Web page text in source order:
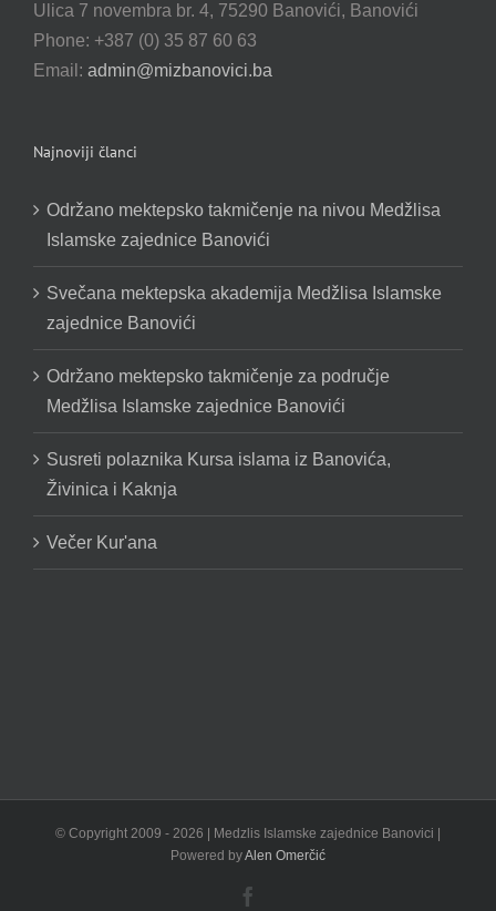
Ulica 7 novembra br. 4, 75290 Banovići, Banovići
Phone: +387 (0) 35 87 60 63
Email: admin@mizbanovici.ba
Najnoviji članci
Održano mektepsko takmičenje na nivou Medžlisa
Islamske zajednice Banovići
Svečana mektepska akademija Medžlisa Islamske
zajednice Banovići
Održano mektepsko takmičenje za područje
Medžlisa Islamske zajednice Banovići
Susreti polaznika Kursa islama iz Banovića,
Živinica i Kaknja
Večer Kur'ana
© Copyright 2009 - 2026 | Medzlis Islamske zajednice Banovici |
Powered byAlen Omerčić